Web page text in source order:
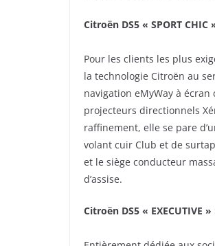
Citroën DS5 « SPORT
Pour les clients les plus
la technologie Citroën au
navigation eMyWay à
projecteurs directionnels
raffinement, elle se pare
volant cuir Club et de
et le siège conducteur
d’assise.
Citroën DS5 «